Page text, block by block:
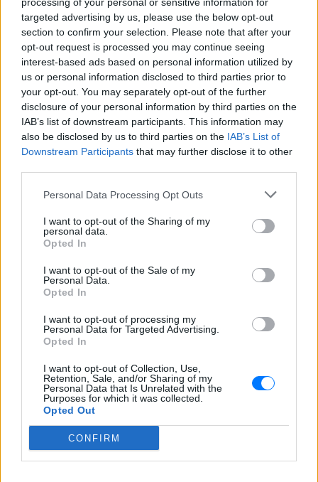
targeted advertising by us, please use the below opt-out
section to confirm your selection. Please note that after your
opt-out request is processed you may continue seeing
interest-based ads based on personal information utilized by
us or personal information disclosed to third parties prior to
your opt-out. You may separately opt-out of the further
disclosure of your personal information by third parties on the
IAB’s list of downstream participants. This information may
also be disclosed by us to third parties on the IAB’s List of
Downstream Participants that may further disclose it to other
Personal Data Processing Opt Outs
I want to opt-out of the Sharing of my
personal data.
Opted In
I want to opt-out of the Sale of my
Personal Data.
Opted In
I want to opt-out of processing my
Personal Data for Targeted Advertising.
Opted In
I want to opt-out of Collection, Use,
Retention, Sale, and/or Sharing of my
Personal Data that Is Unrelated with the
Purposes for which it was collected.
Opted Out
CONFIRM
Κατά την ξήρανση της συσκευής, αποφύγετε τη
χρήση οποιασδήποτε πηγής θερμότητας, όπως
φούρνους ή στεγνωτήρια μαλλιών. Αυτά θα
υπερθερμάνουν μόνο το τηλέφωνό σας και θα
βλάψουν τα εξαρτήματα προσθέτοντας θερμότητα
σε νερό και ηλεκτρικό ζήτημα.
Ακολουθήστε τις βέλτιστες πρακτικές και
καλέστε έναν επαγγελματία
σας. Οι τεχνικές απομάκρυνσης νερού θα
προχωρήσουν μόνο όταν ασχολούνται με τα
συσκευής. Ακολουθώντας τα παραπάνω βήματα, θα
δώσετε στη συσκευή σας περισσότερες
πιθανότητες επιτυχούς ανάκτησης των
φωτογραφιών, των επαφών και των αρχείων της.
νερό, καλέστε τους ειδικούς της Datarecall
International στο +30 210 60 16 930. Οι μηχανικοί
μας ειδικεύονται στην
κινητό τηλέφωνοκαι διαθέτουμε τεχνικούς για
ειδικές περιπτώσεις iPhone.